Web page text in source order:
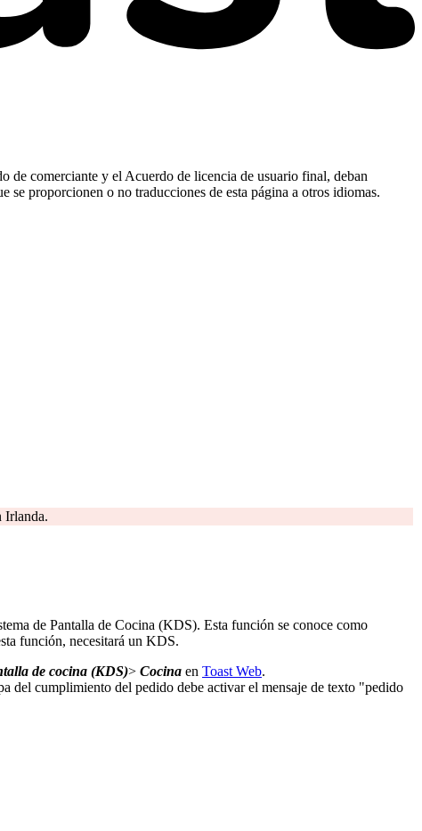
de comerciante y el Acuerdo de licencia de usuario final, deban
se proporcionen o no traducciones de esta página a otros idiomas.
Irlanda.
de Pantalla de Cocina (KDS). Esta función se conoce como
función, necesitará un KDS.
de cocina (KDS)> Cocina en Toast Web.
del cumplimiento del pedido debe activar el mensaje de texto "pedido